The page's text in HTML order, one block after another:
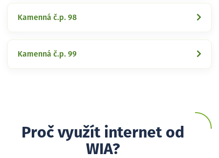
Kamenná č.p. 98
Kamenná č.p. 99
Proč využít internet od
WIA?